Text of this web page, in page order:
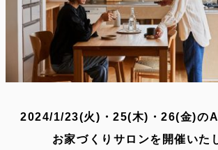
2024/1/23(火)・25(木)・26(金)の
お家づくりサロンを開催いた